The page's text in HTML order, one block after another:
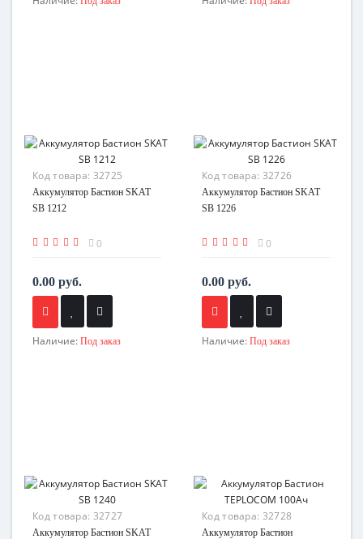
Код товара: 32725
Аккумулятор Бастион SKAT
SB 1212
0
0.00 руб.
Наличие: Под заказ
Код товара: 32726
Аккумулятор Бастион SKAT
SB 1226
0
0.00 руб.
Наличие: Под заказ
Код товара: 32727
Аккумулятор Бастион SKAT
Код товара: 32728
Аккумулятор Бастион